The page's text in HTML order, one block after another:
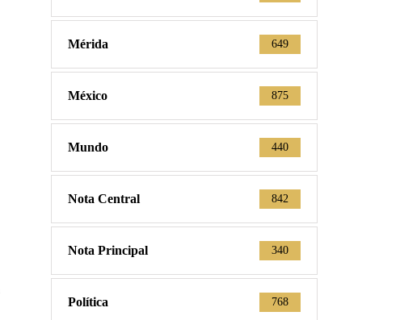
Mérida 649
México 875
Mundo 440
Nota Central 842
Nota Principal 340
Política 768